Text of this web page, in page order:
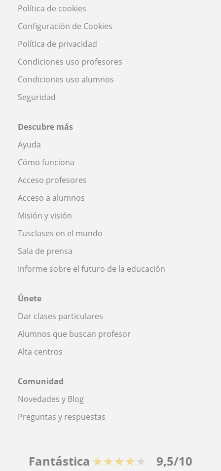
Política de cookies
Configuración de Cookies
Política de privacidad
Condiciones uso profesores
Condiciones uso alumnos
Seguridad
Descubre más
Ayuda
Cómo funciona
Acceso profesores
Acceso a alumnos
Misión y visión
Tusclases en el mundo
Sala de prensa
Informe sobre el futuro de la educación
Únete
Dar clases particulares
Alumnos que buscan profesor
Alta centros
Comunidad
Novedades y Blog
Preguntas y respuestas
Fantástica ★★★★★ 9,5/10